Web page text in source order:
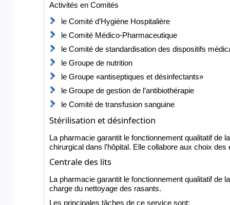
Activités en Comités
le Comité d’Hygiène Hospitalière
le Comité Médico-Pharmaceutique
le Comité de standardisation des dispositifs
le Groupe de nutrition
le Groupe «antiseptiques et désinfectants»
le Groupe de gestion de l’antibiothérapie
le Comité de transfusion sanguine
Stérilisation et désinfection
La pharmacie garantit le fonctionnement qualitatif de
chirurgical dans l’hôpital. Elle collabore aux choix
Centrale des lits
La pharmacie garantit le fonctionnement qualitatif de
charge du nettoyage des rasants.
Les principales tâches de ce service sont: